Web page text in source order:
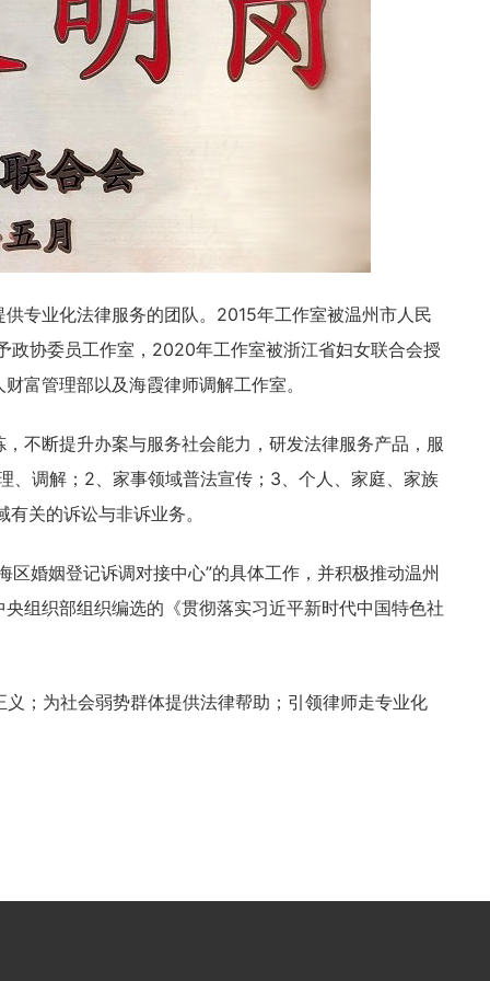
专业化法律服务的团队。2015年工作室被温州市人民
协委员工作室，2020年工作室被浙江省妇女联合会授
富管理部以及海霞律师调解工作室。
不断提升办案与服务社会能力，研发法律服务产品，服
、调解；2、家事领域普法宣传；3、个人、家庭、家族
关的诉讼与非诉业务。
婚姻登记诉调对接中心”的具体工作，并积极推动温州
组织部组织编选的《贯彻落实习近平新时代中国特色社
；为社会弱势群体提供法律帮助；引领律师走专业化